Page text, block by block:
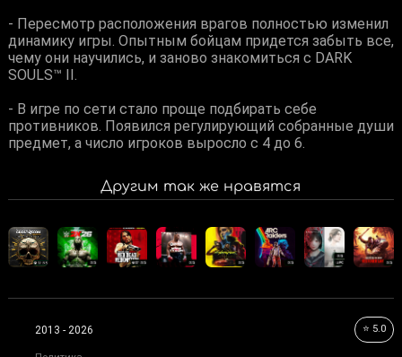
- Пересмотр расположения врагов полностью изменил
динамику игры. Опытным бойцам придется забыть все,
чему они научились, и заново знакомиться с DARK
SOULS™ II.
- В игре по сети стало проще подбирать себе
противников. Появился регулирующий собранные души
предмет, а число игроков выросло с 4 до 6.
Другим так же нравятся
2013 - 2026 ⭐ 5.0